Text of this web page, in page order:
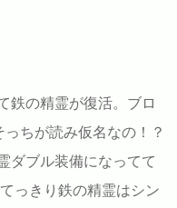
鉄の精霊が復活。ブロ
ちが読み仮名なの！？
ダブル装備になってて
っきり鉄の精霊はシン